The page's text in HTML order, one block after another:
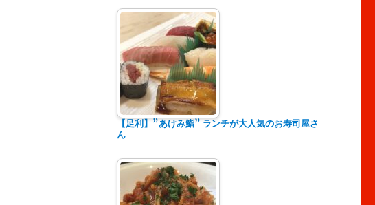
【足利】”あけみ鮨” ランチが大人気のお寿司屋さ
ん